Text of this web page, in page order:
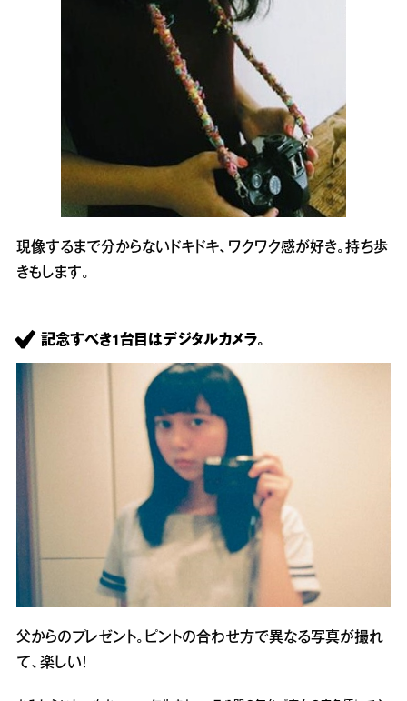
現像するまで分からないドキドキ、ワクワク感が好き。持ち歩
きもします。
記念すべき1台目はデジタルカメラ。
父からのプレゼント。ピントの合わせ方で異なる写真が撮れ
て、楽しい！